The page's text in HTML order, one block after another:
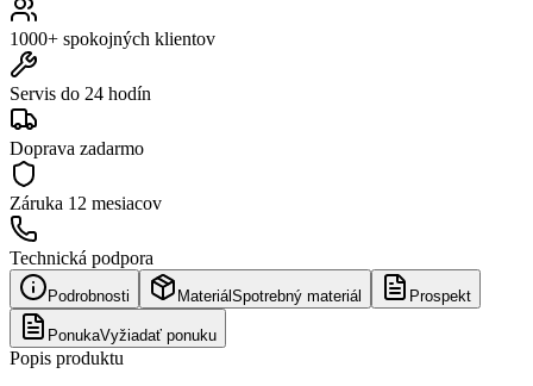
1000+ spokojných klientov
Servis do 24 hodín
Doprava zadarmo
Záruka 12 mesiacov
Technická podpora
Podrobnosti Materiál Spotrebný materiál Prospekt
PonukaVyžiadať ponuku
Popis produktu